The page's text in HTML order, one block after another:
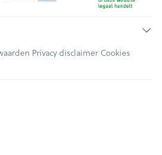
Privacy disclaimer Cookies